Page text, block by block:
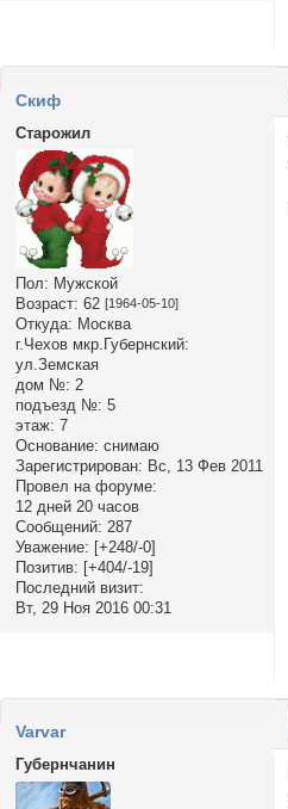
Cкиф
Старожил
Пол: Мужской
Возраст: 62 [1964-05-10]
Откуда: Москва
г.Чехов мкр.Губернский:
ул.Земская
дом №: 2
подъезд №: 5
этаж: 7
Основание: снимаю
Зарегистрирован: Вс, 13 Фев 2011
Провел на форуме:
12 дней 20 часов
Сообщений: 287
Уважение: [+248/-0]
Позитив: [+404/-19]
Последний визит:
Вт, 29 Ноя 2016 00:31
Varvar
Губернчанин